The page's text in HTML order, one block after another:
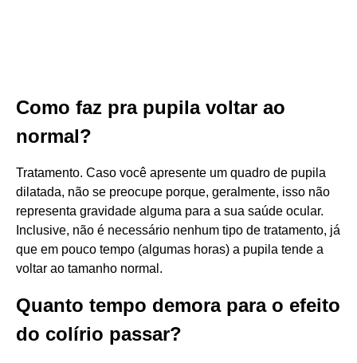
Como faz pra pupila voltar ao
normal?
Tratamento. Caso você apresente um quadro de pupila
dilatada, não se preocupe porque, geralmente, isso não
representa gravidade alguma para a sua saúde ocular.
Inclusive, não é necessário nenhum tipo de tratamento, já
que em pouco tempo (algumas horas) a pupila tende a
voltar ao tamanho normal.
Quanto tempo demora para o efeito
do colírio passar?